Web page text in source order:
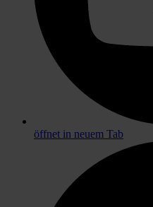
öffnet in neuem Tab